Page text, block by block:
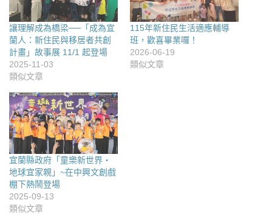
讓理解成為橋梁──「成為宜
蘭人：新住民與移居者共創
計畫」故事展 11/1 起登場
2025-11-03
類似文章
115年新住民生活適應輔導
班，歡喜畢業囉！
2026-06-19
類似文章
宜蘭縣政府「童樂新世界‧
地球宜家親」~在中興文創戲
棚下熱鬧登場
2025-09-13
類似文章